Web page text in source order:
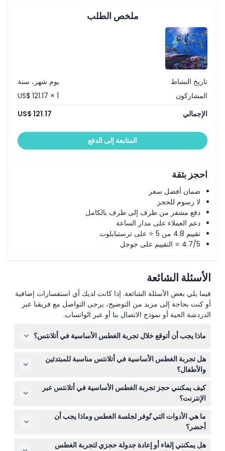
ما يجب معرفته
الموقع
سياسة الإلغاء
ملخص الطلب
تاريخ النشاط
يوم شهر، سنة
المشاركون
US$ 121.17 × 1
الإجمالي
US$ 121.17
المتابعة إلى الدفع
احجز بثقة
ضمان أفضل سعر
لا رسوم للحجز
دفع مشفر من طرف إلى طرف بالكامل
دعم العملاء على مدار الساعة
تقييم 4.8 من 5 ⭐ على ترستبايلوت
4.7/5 ⭐ التقييم على جوجل
الأسئلة الشائعة
فيما يلي بعض الأسئلة الشائعة. إذا كانت لديك أي استفسارات إضافية
أو كنت بحاجة إلى مزيد من التوضيح، يرجى التواصل مع فريقنا عبر
الدردشة الحية أو نموذج الاتصال بنا أو عبر الواتساب.
ماذا يجب أن أتوقع خلال تجربة الغطس الأساسية في أتلانتس؟
ستقضي حوالي 15-20 دقيقة في التحضير مع معدات الغطس
والبدلة المائية، يليه 20-30 دقيقة من الغطس في بحيرة السفير
حوالي 35 دقيقة.
هل تجربة الغطس الأساسية في أتلانتس مناسبة للمبتدئين
والأطفال؟
نعم، هذه التجربة مناسبة للعائلات ومناسبة للمشاركين الذين تبلغ
أعمارهم 6 سنوات فما فوق، بما في ذلك غير السباحين. لا حاجة
لخبرة سابقة في الغطس.
كيف يمكنني حجز تجربة الغطس الأساسية في أتلانتس عبر
الإنترنت؟
يمكنك التحقق من التوافر وحجز جلستك مباشرةً على هذا
الموقع من خلال نظام الحجز الإلكتروني — إنه سريع وآمن.
ما هي الأدوات التي تُوفر لجلسة الغطس وماذا يجب أن
أحضر؟
سيتم تزويدك ببدلة مائية قصيرة، جاكيت تعويم، قناع، وأنبوب
هل يمكنني إلغاء أو إعادة جدولة حجزي لتجربة الغطس